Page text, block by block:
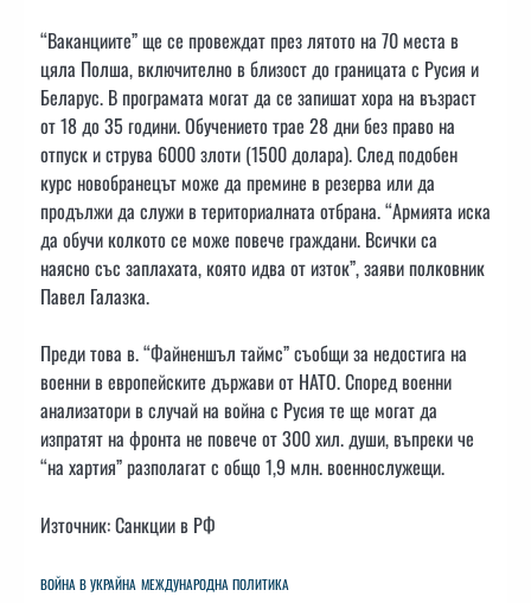
“Ваканциите” ще се провеждат през лятото на 70 места в
цяла Полша, включително в близост до границата с Русия и
Беларус. В програмата могат да се запишат хора на възраст
от 18 до 35 години. Обучението трае 28 дни без право на
отпуск и струва 6000 злоти (1500 долара). След подобен
курс новобранецът може да премине в резерва или да
продължи да служи в териториалната отбрана. “Армията иска
да обучи колкото се може повече граждани. Всички са
наясно със заплахата, която идва от изток”, заяви полковник
Павел Галазка.
Преди това в. “Файненшъл таймс” съобщи за недостига на
военни в европейските държави от НАТО. Според военни
анализатори в случай на война с Русия те ще могат да
изпратят на фронта не повече от 300 хил. души, въпреки че
“на хартия” разполагат с общо 1,9 млн. военнослужещи.
Източник: Санкции в РФ
ВОЙНА В УКРАЙНА МЕЖДУНАРОДНА ПОЛИТИКА